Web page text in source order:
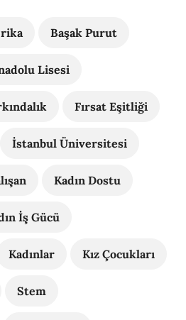
Başak Purut
Lisesi
Fırsat Eşitliği
İstanbul Üniversitesi
Kadın Dostu
İş Gücü
Kadınlar Kız Çocukları
Stem